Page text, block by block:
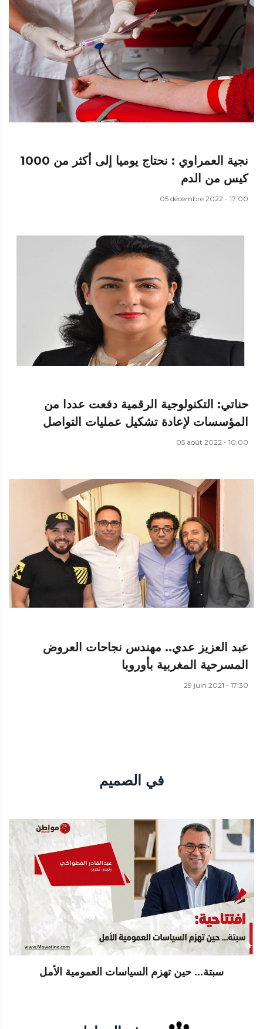
نجية العمراوي : نحتاج يوميا إلى أكثر من 1000
كيس من الدم
05 décembre 2022 - 17:00
حناتي: التكنولوجية الرقمية دفعت عددا من
المؤسسات لإعادة تشكيل عمليات التواصل
05 août 2022 - 10:00
عبد العزيز عدي.. مهندس نجاحات العروض
المسرحية المغربية بأوروبا
29 juin 2021 - 17:30
في الصميم
سبتة... حين تهزم السياسات العمومية الأمل